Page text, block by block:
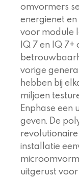
omvormers
energienet
voor module
IQ 7 en IQ
vorige
hebben bij
miljoen
Enphase een
geven. De
installatie
uitgerust